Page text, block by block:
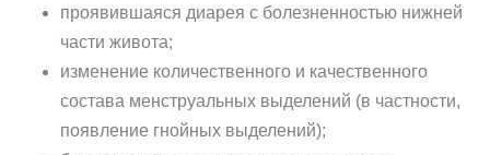
проявившаяся диарея с болезненностью нижней
части живота;
изменение количественного и качественного
состава менструальных выделений (в частности,
появление гнойных выделений);